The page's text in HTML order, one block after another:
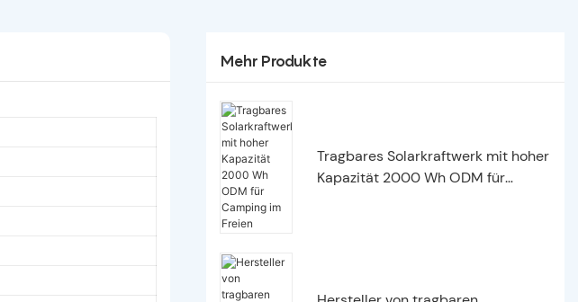
Mehr Produkte
Tragbares Solarkraftwerk mit hoher
Kapazität 2000 Wh ODM für